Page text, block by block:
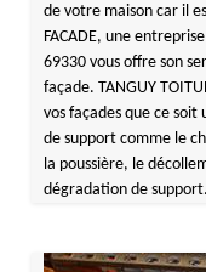
de votre maison car il
FACADE, une
69330 vous offre son
façade. TANGUY
vos façades que ce
de support comme le
la poussière, le
dégradation de support.